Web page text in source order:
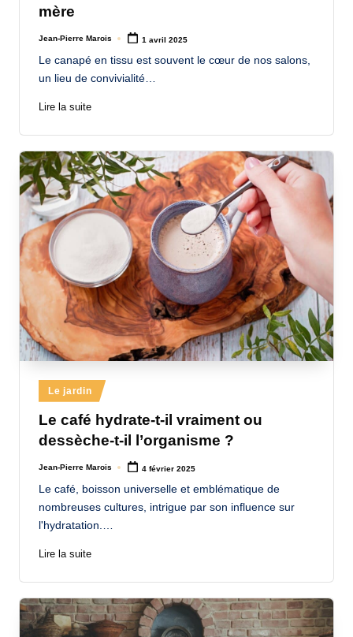
mère
Posted
Jean-Pierre Marois 1 avril 2025
Le canapé en tissu est souvent le cœur de nos salons,
un lieu de convivialité…
Lire la suite
Posted
in
Le jardin
Le café hydrate-t-il vraiment ou
dessèche-t-il l’organisme ?
Posted
Jean-Pierre Marois 4 février 2025
Le café, boisson universelle et emblématique de
nombreuses cultures, intrigue par son influence sur
l'hydratation.…
Lire la suite